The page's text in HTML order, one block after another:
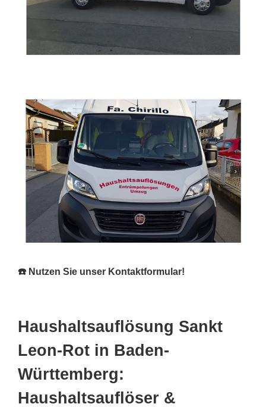
☎️ Nutzen Sie unser Kontaktformular!
Haushaltsauflösung Sankt
Leon-Rot in Baden-
Württemberg:
Haushaltsauflöser &